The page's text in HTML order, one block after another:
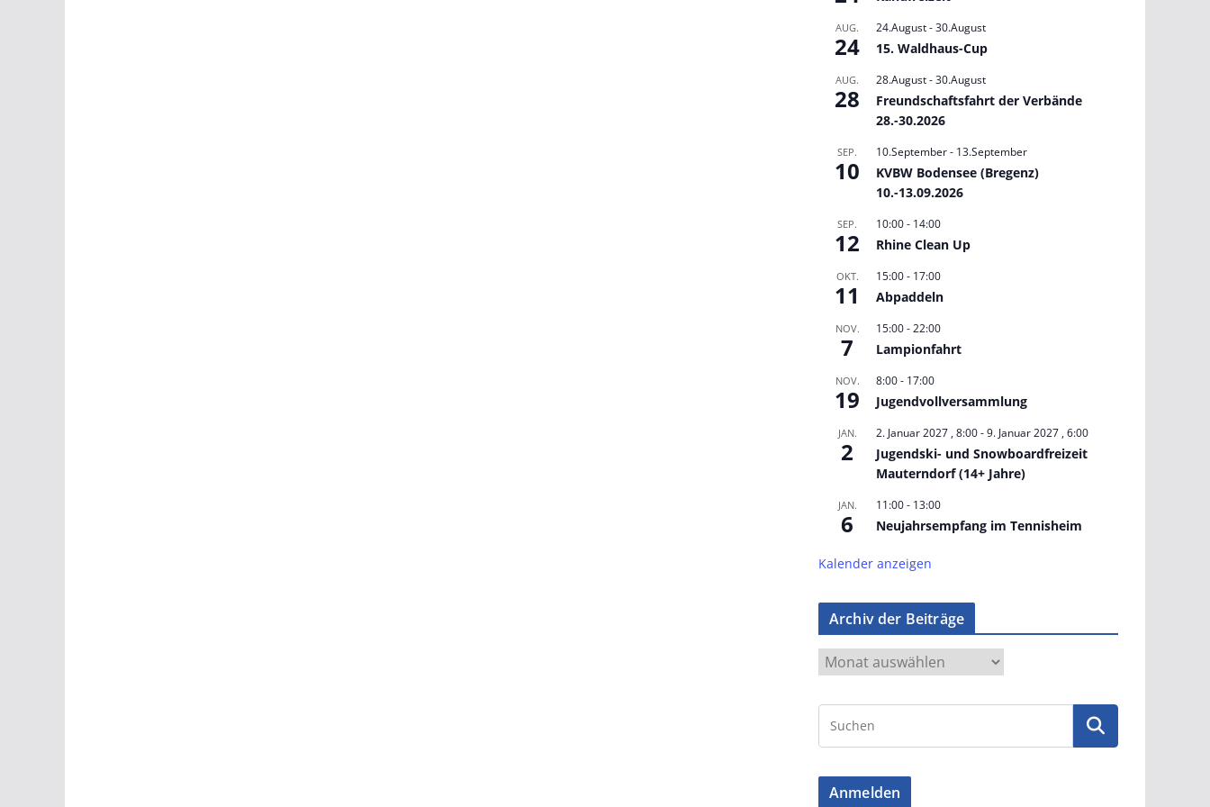
AUG.
24
24.August-30.August
15. Waldhaus-Cup
AUG.
28
28.August-30.August
Freundschaftsfahrt der Verbände
28.-30.2026
SEP.
10
10.September- 13.September
KVBW Bodensee (Bregenz)
10.-13.09.2026
SEP.
12
10:00- 14:00
Rhine Clean Up
OKT.
11
15:00- 17:00
Abpaddeln
NOV.
7
15:00-22:00
Lampionfahrt
NOV.
19
8:00- 17:00
Jugendvollversammlung
JAN.
2
2. Januar 2027 , 8:00-9. Januar 2027 , 6:00
Jugendski- und Snowboardfreizeit
Mauterndorf (14+ Jahre)
JAN.
6
11:00- 13:00
Neujahrsempfang im Tennisheim
Kalender anzeigen
Archiv der Beiträge
c
i
Anmelden